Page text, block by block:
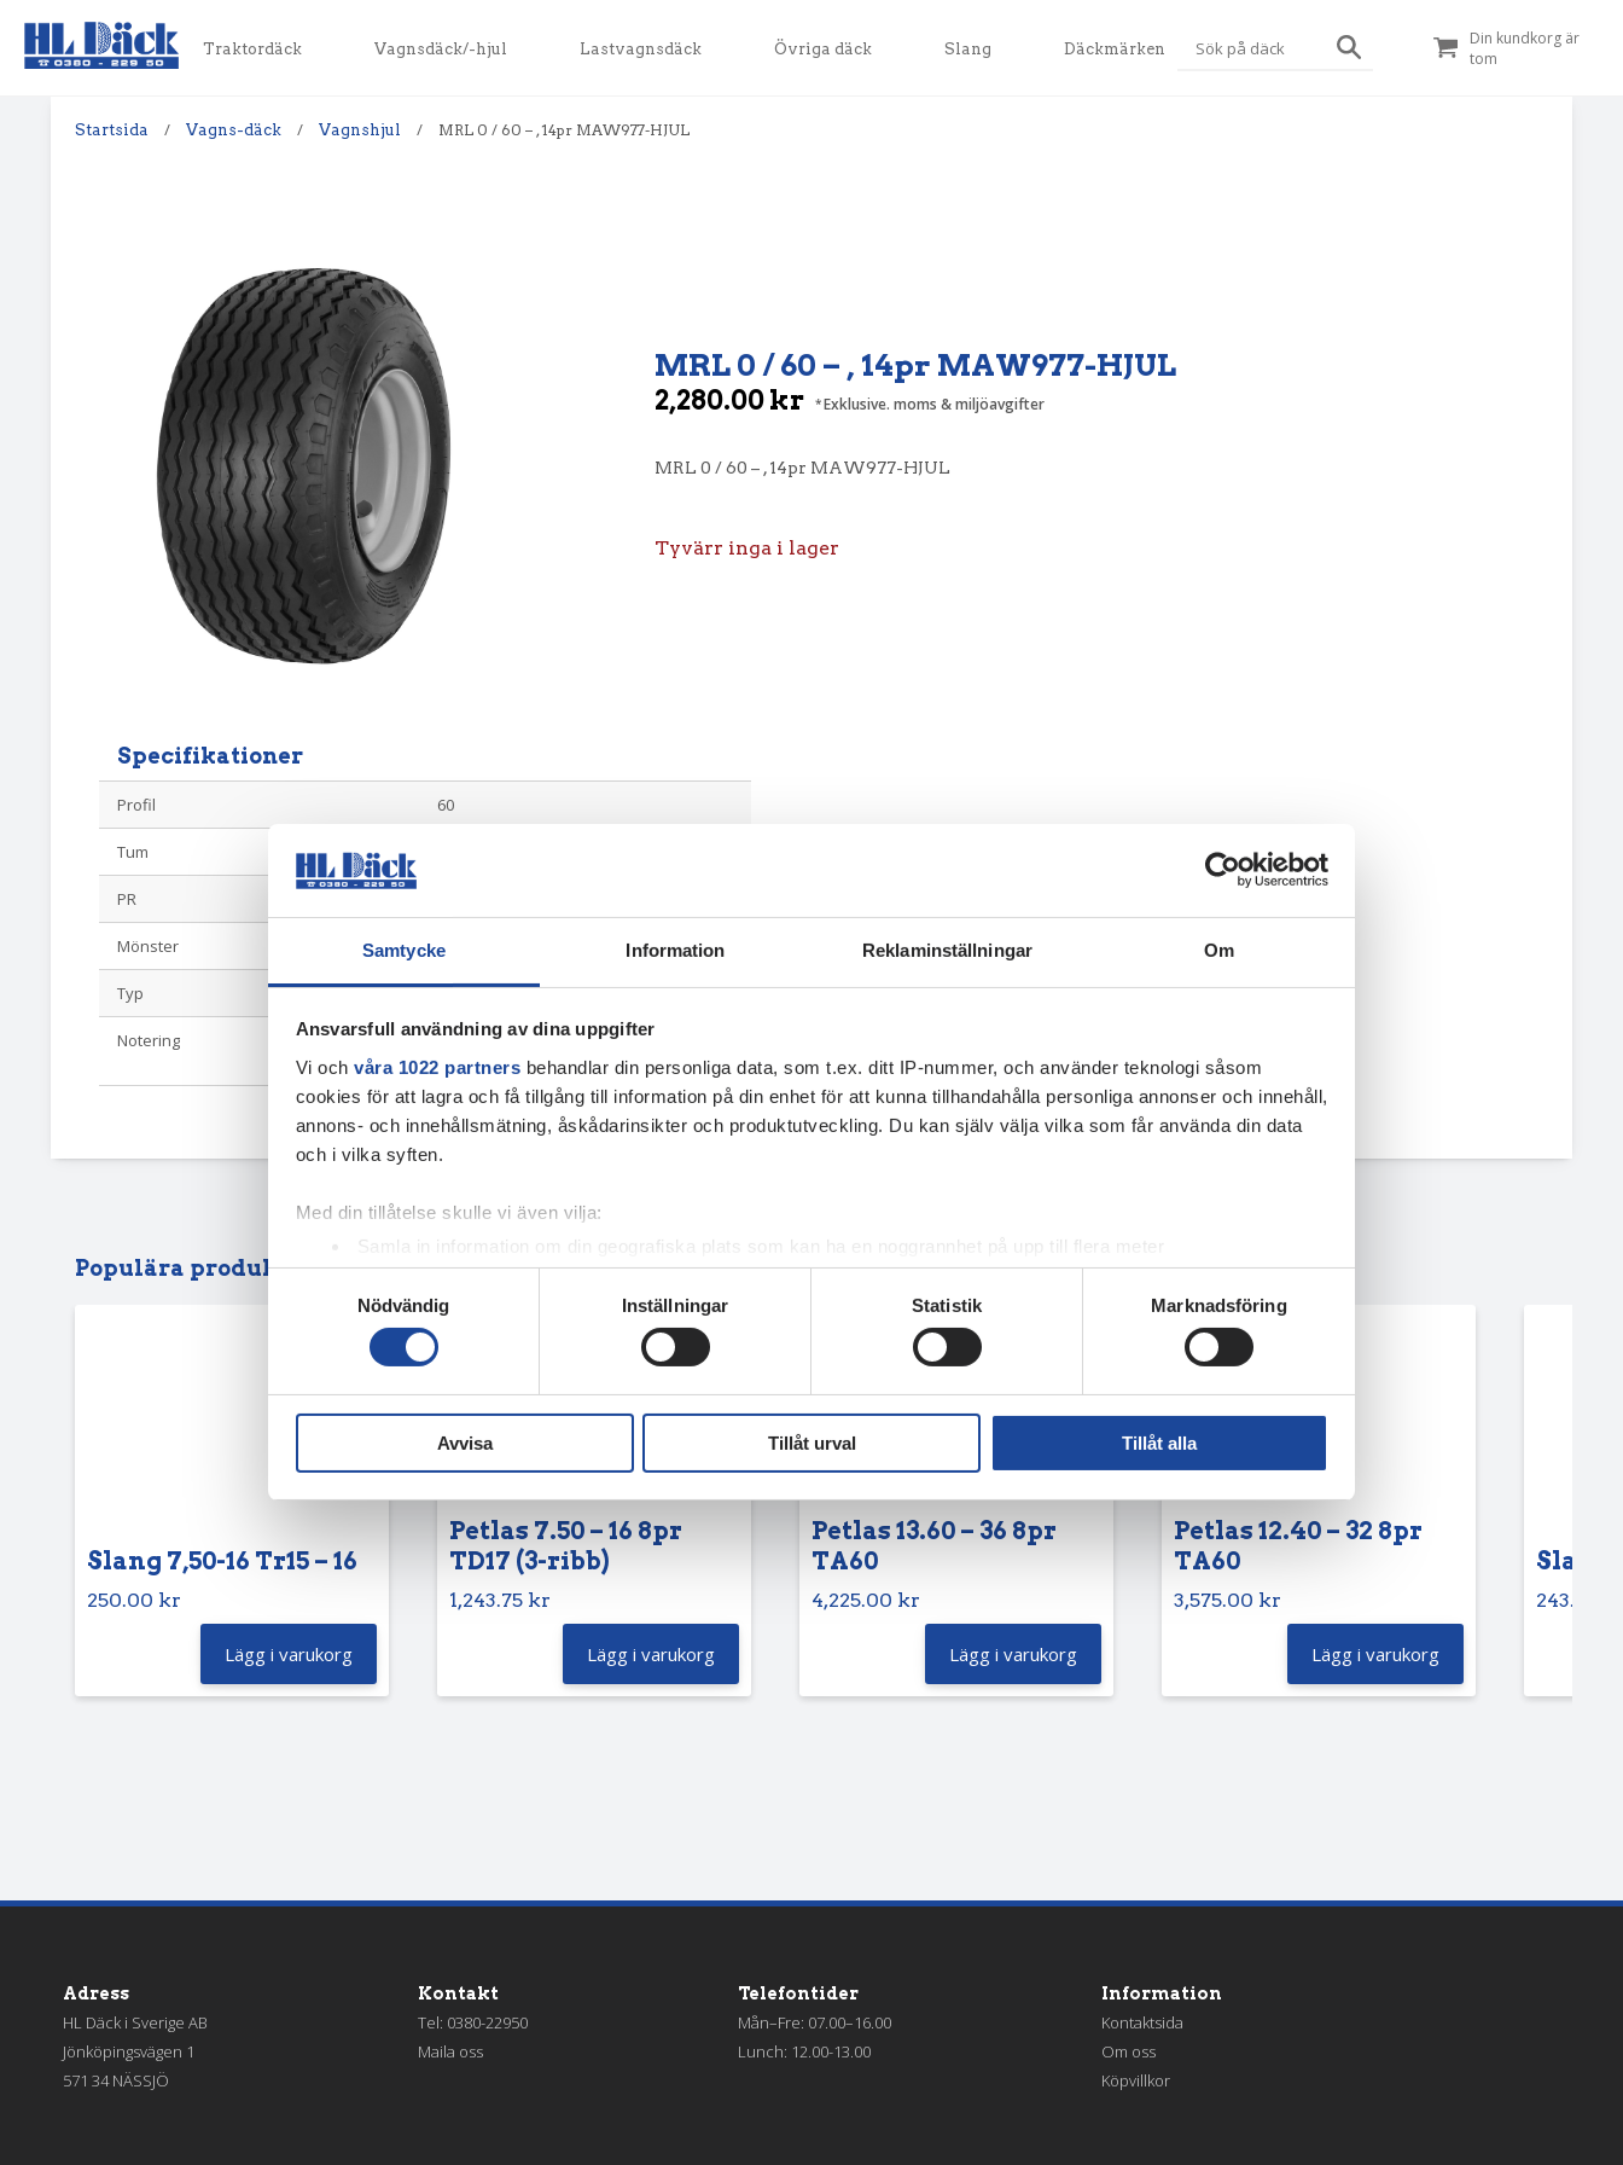
Samtycke Information Reklaminställningar Om
Ansvarsfull användning av dina uppgifter
Vi och våra 1022 partners behandlar din personliga data, som t.ex. ditt IP-nummer, och använder teknologi såsom
cookies för att lagra och få tillgång till information på din enhet för att kunna tillhandahålla personliga annonser och innehåll,
annons- och innehållsmätning, åskådarinsikter och produktutveckling. Du kan själv välja vilka som får använda din data
och i vilka syften.
Med din tillåtelse skulle vi även vilja:
Samla in information om din geografiska plats som kan ha en noggrannhet på upp till flera meter
Identifiera din enhet genom att aktivt skanna den för specifika kännetecken (fingeravtryck)
Ta reda på mer om hur dina personliga uppgifter behandlas och ställ in dina preferenser i
detaljsektionen. Du kan ändra
eller dra tillbaka ditt samtycke när som helst från cookie-förklaringen.
Vi använder enhetsidentifierare för att anpassa innehållet och annonserna till användarna, tillhandahålla funktioner för
sociala medier och analysera vår trafik. Vi vidarebefordrar även sådana identifierare och annan information från din enhet
till de sociala medier och annons- och analysföretag som vi samarbetar med. Dessa kan i sin tur kombinera informationen
Samtyckesval
Nödvändig
Inställningar Statistik Marknadsföring
Avvisa Tillåt urval Tillåt alla
Traktordäck Vagnsdäck/-hjul Lastvagnsdäck Övriga däck Slang Däckmärken
Din kundkorg är
tom
Startsida / Vagns-däck / Vagnshjul / MRL 0 / 60 – , 14pr MAW977-HJUL
MRL 0 / 60 – , 14pr MAW977-HJUL
2,280.00kr Exklusive. moms & miljöavgifter
MRL 0 / 60 – , 14pr MAW977-HJUL
Tyvärr inga i lager
Specifikationer
Profil 60
Tum
PR
Mönster MAW977-HJUL
Typ Vagnshjul
Notering
Hålning: Nav 161mm/Bultcirkel 205mm/6-
bult ET-15
Populära produkter
Slang 7,50-16 Tr15 – 16
250.00 kr
Lägg i varukorg
Petlas 7.50 – 16 8pr
TD17 (3-ribb)
1,243.75 kr
Lägg i varukorg
Petlas 13.60 – 36 8pr
TA60
4,225.00 kr
Lägg i varukorg
Petlas 12.40 – 32 8pr
TA60
3,575.00 kr
Lägg i varukorg
Slang
243.75
Adress
HL Däck i Sverige AB
Jönköpingsvägen 1
571 34 NÄSSJÖ
Kontakt
Tel: 0380-22950
Maila oss
Telefontider
Mån–Fre: 07.00–16.00
Lunch: 12.00-13.00
Information
Kontaktsida
Om oss
Köpvillkor